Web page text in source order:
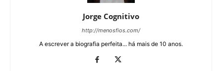
Jorge Cognitivo
http://menosfios.com/
A escrever a biografia perfeita... há mais de 10 anos.